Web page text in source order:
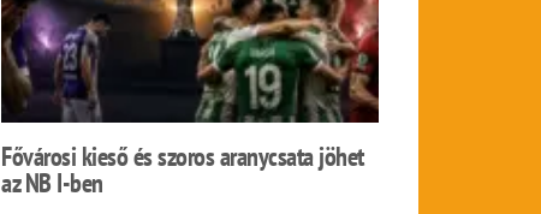
Fővárosi kieső és szoros aranycsata jöhet
az NB I-ben